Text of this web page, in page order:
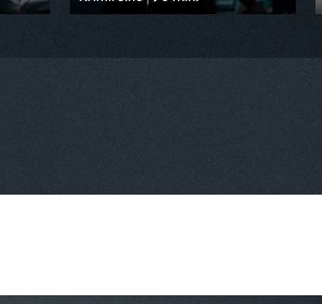
Ausgestrahlt von ARD